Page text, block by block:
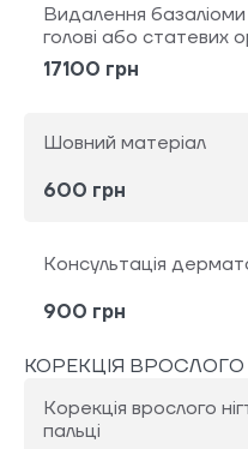
Видалення базаліоми
голові або статевих
17100 грн
Шовний матеріал
600 грн
Консультація
900 грн
КОРЕКЦІЯ ВРОСЛОГО
Корекція врослого
пальці